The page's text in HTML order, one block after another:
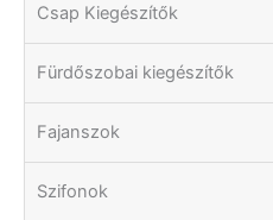
Csap Kiegészítők
Fürdőszobai kiegészítők
Fajanszok
Szifonok